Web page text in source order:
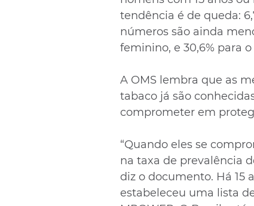
tendência é de queda:
números são ainda
feminino, e 30,6% para
A OMS lembra que as
tabaco já são
comprometer em
“Quando eles se
na taxa de prevalência
diz o documento. Há 15
estabeleceu uma lista